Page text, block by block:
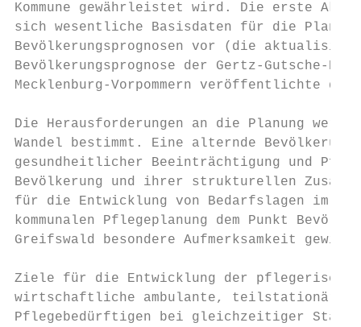
Kommune gewährleistet wird. Die erste
sich wesentliche Basisdaten für die
Bevölkerungsprognosen vor (die
Bevölkerungsprognose der Gertz-Gutsche-
Mecklenburg-Vorpommern veröffentlichte
Die Herausforderungen an die Planung
Wandel bestimmt. Eine alternde
gesundheitlicher Beeinträchtigung und
Bevölkerung und ihrer strukturellen
für die Entwicklung von Bedarfslagen im
kommunalen Pflegeplanung dem Punkt
Greifswald besondere Aufmerksamkeit
Ziele für die Entwicklung der
wirtschaftliche ambulante, teilstationäre
Pflegebedürftigen bei gleichzeitiger